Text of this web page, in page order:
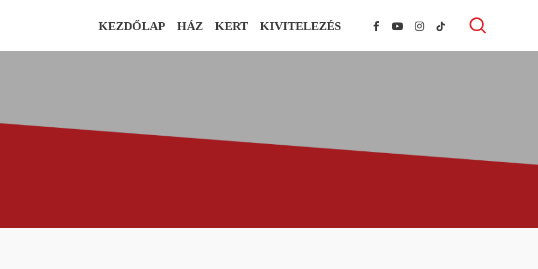
KEZDŐLAP HÁZ KERT KIVITELEZÉS FACEBOOK
YOUTUBE
INSTAGRAM
TIKTOK search